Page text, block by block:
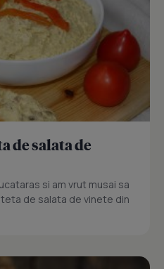
de salata de
si am vrut musai sa
de salata de vinete din